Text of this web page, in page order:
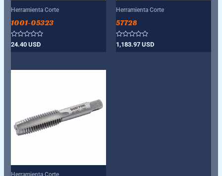
Herramienta Corte
1001-05323
Valorado
con
24.40USD
Herramienta Corte
57728
Valorado
con
1,183.97 USD
Herramienta Corte